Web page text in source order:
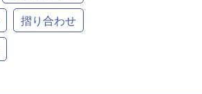
摺り合わせ